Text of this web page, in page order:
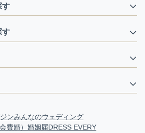
す
す
ンみんなのウェディング
費婚） 婚姻届DRESS EVERY